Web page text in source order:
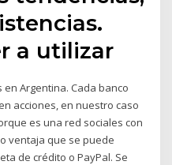
a utilizar
Argentina. Cada banco
acciones, en nuestro caso
es una red sociales con
ventaja que se puede
de crédito o PayPal. Se